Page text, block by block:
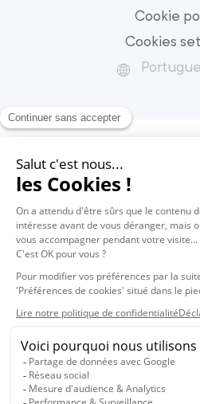
Cookie
Cookies